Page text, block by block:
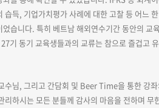
습득, 기업가치평가 사례에 대한 고찰 등 어느 한
었습니다. 특히 베트남 해외연수기간 동안의 교
27기 동기 교육생들과의 교류는 참으로 즐겁고
수님, 그리고 간담회 및 Beer Time을 통한 강
리하시는 모든 분들께 감사의 마음을 전하며 무